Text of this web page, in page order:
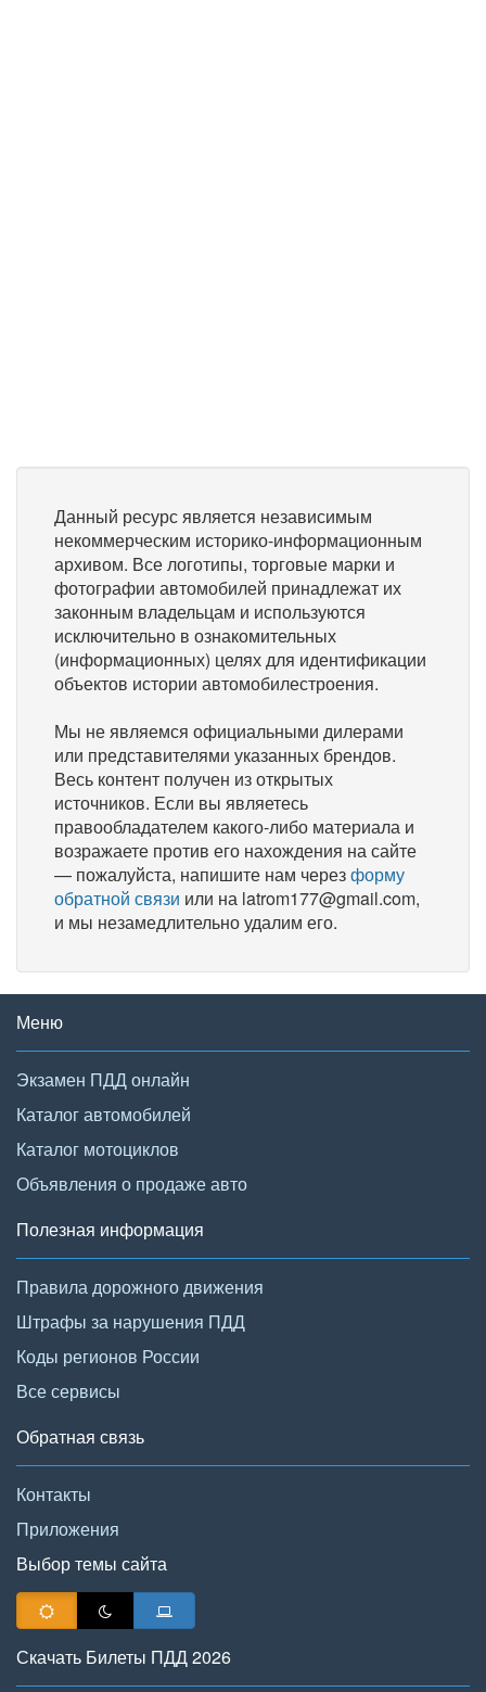
Данный ресурс является независимым
некоммерческим историко-информационным
архивом. Все логотипы, торговые марки и
фотографии автомобилей принадлежат их
законным владельцам и используются
исключительно в ознакомительных
(информационных) целях для идентификации
объектов истории автомобилестроения.
Мы не являемся официальными дилерами
или представителями указанных брендов.
Весь контент получен из открытых
источников. Если вы являетесь
правообладателем какого-либо материала и
возражаете против его нахождения на сайте
— пожалуйста, напишите нам черезформу
обратной связи или на latrom177@gmail.com,
и мы незамедлительно удалим его.
Меню
Экзамен ПДД онлайн
Каталог автомобилей
Каталог мотоциклов
Объявления о продаже авто
Полезная информация
Правила дорожного движения
Штрафы за нарушения ПДД
Коды регионов России
Все сервисы
Обратная связь
Контакты
Приложения
Выбор темы сайта
Скачать Билеты ПДД 2026